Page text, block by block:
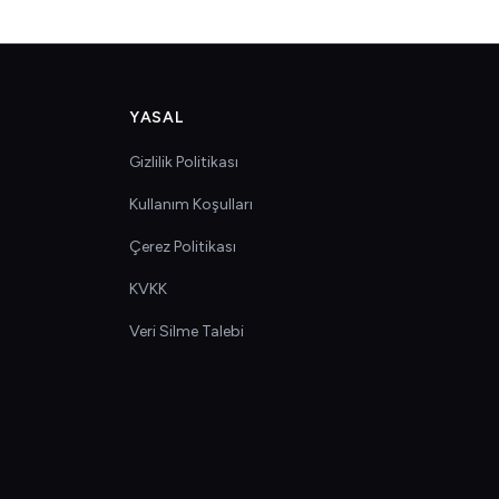
YASAL
Gizlilik Politikası
Kullanım Koşulları
Çerez Politikası
KVKK
Veri Silme Talebi